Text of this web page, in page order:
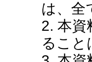
は、全
2. 本資
ること